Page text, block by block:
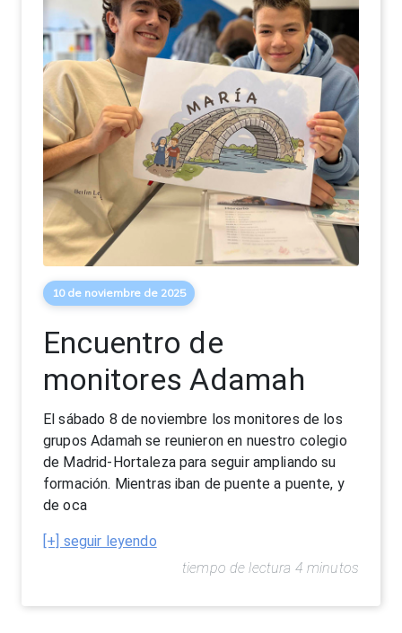
10 de noviembre de 2025
Encuentro de
monitores Adamah
El sábado 8 de noviembre los monitores de los
grupos Adamah se reunieron en nuestro colegio
de Madrid-Hortaleza para seguir ampliando su
formación. Mientras iban de puente a puente, y
de oca
[+] seguir leyendo
tiempo de lectura 4 minutos